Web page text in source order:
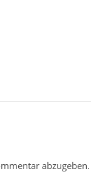
abzugeben.